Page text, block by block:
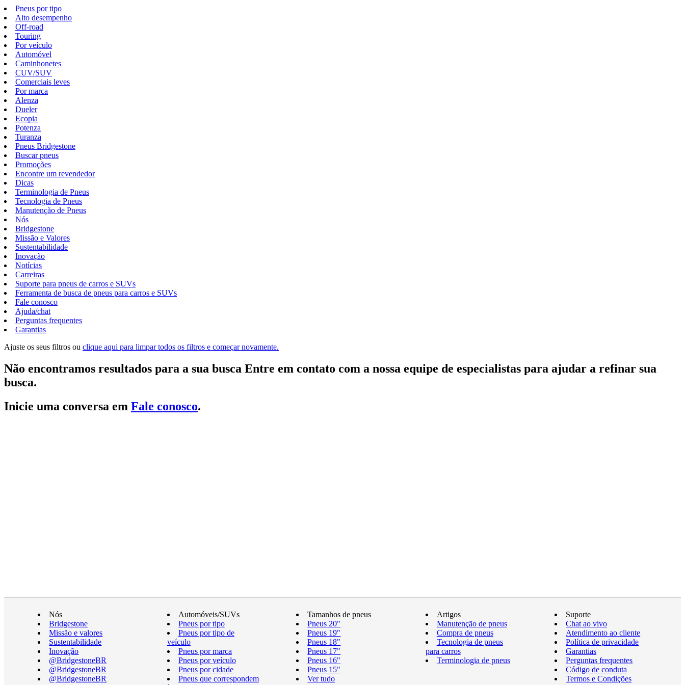
Pneus por tipo
Alto desempenho
Off-road
Touring
Por veículo
Automóvel
Caminhonetes
CUV/SUV
Comerciais leves
Por marca
Alenza
Dueler
Ecopia
Potenza
Turanza
Pneus Bridgestone
Buscar pneus
Promoções
Encontre um revendedor
Dicas
Terminologia de Pneus
Tecnologia de Pneus
Manutenção de Pneus
Nós
Bridgestone
Missão e Valores
Sustentabilidade
Inovação
Notícias
Carreiras
Suporte para pneus de carros e SUVs
Ferramenta de busca de pneus para carros e SUVs
Fale conosco
Ajuda/chat
Perguntas frequentes
Garantias
Ajuste os seus filtros ou clique aqui para limpar todos os filtros e começar novamente.
Não encontramos resultados para a sua busca Entre em contato com a nossa equipe de especialistas para ajudar a refinar sua
busca.
Inicie uma conversa em Fale conosco.
Nós
Bridgestone
Missão e valores
Sustentabilidade
Inovação
@BridgestoneBR
@BridgestoneBR
@BridgestoneBR
Automóveis/SUVs
Pneus por tipo
Pneus por tipo de
veículo
Pneus por marca
Pneus por veículo
Pneus por cidade
Pneus que correspondem
Tamanhos de pneus
Pneus 20"
Pneus 19"
Pneus 18"
Pneus 17"
Pneus 16"
Pneus 15"
Ver tudo
Artigos
Manutenção de pneus
Compra de pneus
Tecnologia de pneus
para carros
Terminologia de pneus
Suporte
Chat ao vivo
Atendimento ao cliente
Política de privacidade
Garantias
Perguntas frequentes
Código de conduta
Termos e Condições